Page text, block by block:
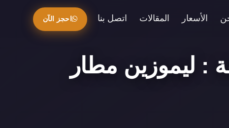
الأسعار المقالات اتصل بنا احجز الآن
: ليموزين مطار